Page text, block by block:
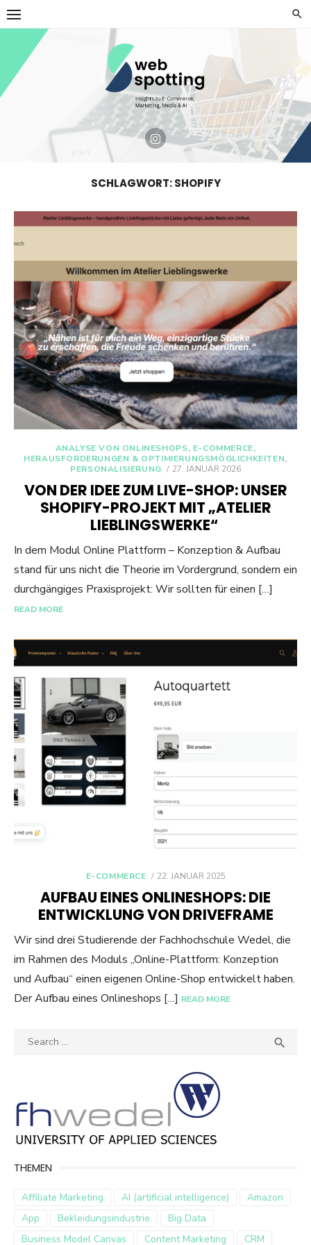
Skip
to
content
SCHLAGWORT:SHOPIFY
ANALYSE VON ONLINESHOPS, E-COMMERCE,
HERAUSFORDERUNGEN & OPTIMIERUNGSMÖGLICHKEITEN,
PERSONALISIERUNG
POSTED
27. JANUAR 2026
VON DER IDEE ZUM LIVE-SHOP: UNSER
SHOPIFY-PROJEKT MIT „ATELIER
LIEBLINGSWERKE“
In dem Modul Online Plattform – Konzeption & Aufbau
stand für uns nicht die Theorie im Vordergrund, sondern ein
durchgängiges Praxisprojekt: Wir sollten für einen […]
READ MORE
E-COMMERCE
POSTED
22. JANUAR 2025
AUFBAU EINES ONLINESHOPS: DIE
ENTWICKLUNG VON DRIVEFRAME
Wir sind drei Studierende der Fachhochschule Wedel, die
im Rahmen des Moduls „Online-Plattform: Konzeption
und Aufbau“ einen eigenen Online-Shop entwickelt haben.
Der Aufbau eines Onlineshops […] READ MORE
Search

THEMEN
Affiliate Marketing AI (artificial intelligence)
Amazon
App
Bekleidungsindustrie
Big Data
Business Model Canvas
Content Marketing CRM